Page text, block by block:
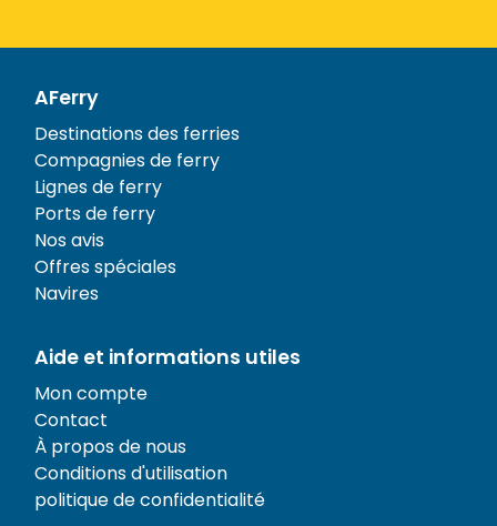
AFerry
Destinations des ferries
Compagnies de ferry
Lignes de ferry
Ports de ferry
Nos avis
Offres spéciales
Navires
Aide et informations utiles
Mon compte
Contact
À propos de nous
Conditions d'utilisation
politique de confidentialité